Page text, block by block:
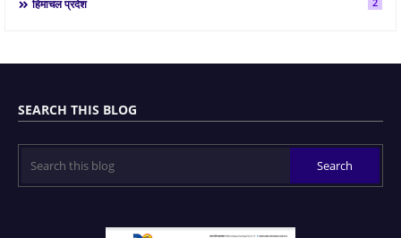
हिमाचल प्रदेश
SEARCH THIS BLOG